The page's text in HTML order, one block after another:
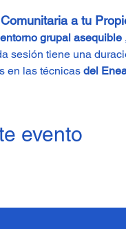
a tu
entorno grupal asequible ,
sesión tiene una
en las técnicas del
evento